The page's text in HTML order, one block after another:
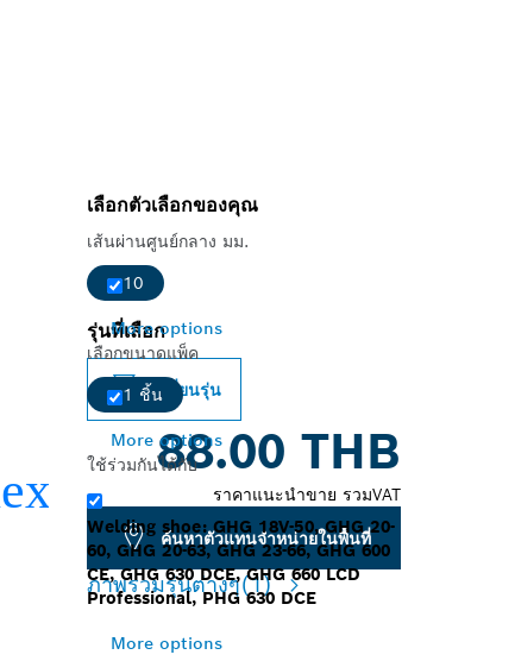
เลือกตัวเลือกของคุณ
เส้นผ่านศูนย์กลาง มม.
10
More options
เลือกขนาดแพ็ค
1 ชิ้น
More options
ใช้ร่วมกันได้กับ
Welding shoe: GHG 18V-50, GHG 20-
60, GHG 20-63, GHG 23-66, GHG 600
CE, GHG 630 DCE, GHG 660 LCD
Professional, PHG 630 DCE
More options
รุ่นที่เลือก
เปลี่ยนรุ่น
88.00 THB
ราคาแนะนำขาย รวมVAT
ค้นหาตัวแทนจำหน่ายในพื้นที่
ภาพรวมรุ่นต่างๆ(1)